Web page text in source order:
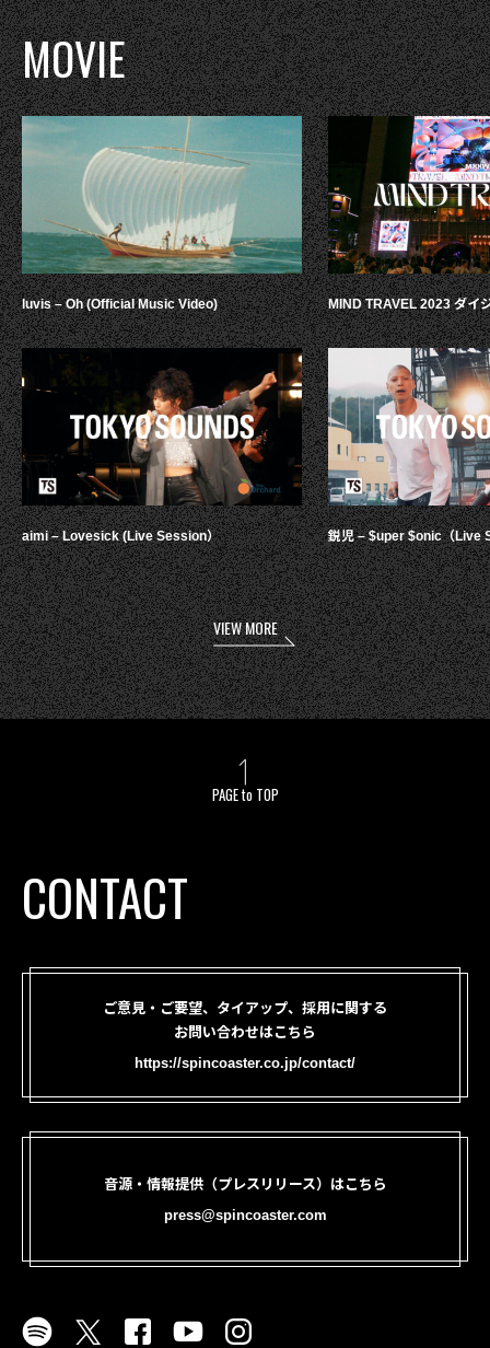
MOVIE
luvis – Oh (Official Music Video)
aimi – Lovesick (Live Session）
MIND TRAVEL 2023 ダイ
鋭児 – $uper $onic（Live
VIEW MORE
PAGE to TOP
CONTACT
ご意見・ご要望、タイアップ、採用に関する
お問い合わせはこちら
https://spincoaster.co.jp/contact/
音源・情報提供（プレスリリース）はこちら
press@spincoaster.com